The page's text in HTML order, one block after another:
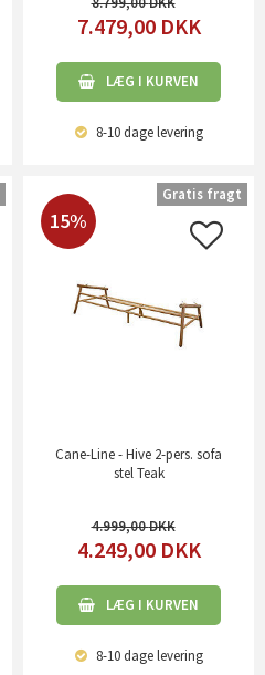
7.479,00 DKK
LÆG I KURVEN
8-10 dagelevering
15%
Cane-Line - Hive 2-pers. sofa
stel Teak
4.999,00
4.249,00 DKK
LÆG I KURVEN
8-10 dagelevering
Gratis fragt